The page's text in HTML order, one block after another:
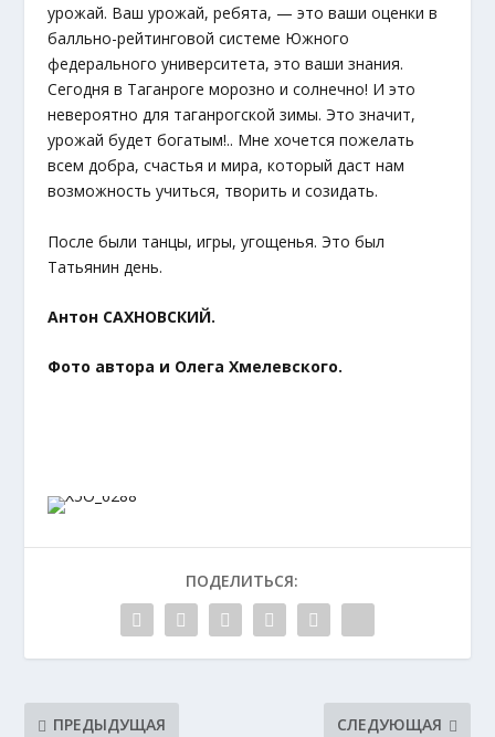
урожай. Ваш урожай, ребята, — это ваши оценки в
балльно-рейтинговой системе Южного
федерального университета, это ваши знания.
Сегодня в Таганроге морозно и солнечно! И это
невероятно для таганрогской зимы. Это значит,
урожай будет богатым!.. Мне хочется пожелать
всем добра, счастья и мира, который даст нам
возможность учиться, творить и созидать.
После были танцы, игры, угощенья. Это был
Татьянин день.
Антон САХНОВСКИЙ.
Фото автора и Олега Хмелевского.
ПОДЕЛИТЬСЯ:
ПРЕДЫДУЩАЯ СЛЕДУЮЩАЯ